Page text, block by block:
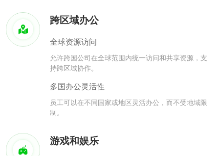
跨区域办公
全球资源访问
允许跨国公司在全球范围内统一访问和共享资源，支
持跨区域协作。
多国办公灵活性
员工可以在不同国家或地区灵活办公，而不受地域限
制。
游戏和娱乐